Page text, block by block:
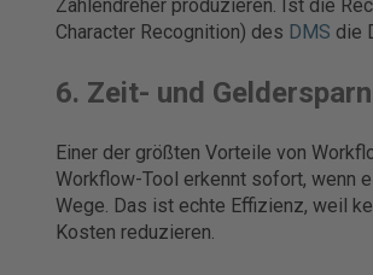
Zahlendreher produzieren. Ist die
Character Recognition) des DMS die
6. Zeit- und
Einer der größten Vorteile von
Workflow-Tool erkennt sofort, wenn
Wege. Das ist echte Effizienz, weil
Kosten reduzieren.